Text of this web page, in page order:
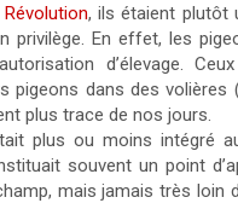
Révolution, ils étaient plutôt
privilège. En effet, les
d’élevage.
pigeons dans des volières
plus trace de nos jours.
plus ou moins intégré
souvent un point
mais jamais très loin